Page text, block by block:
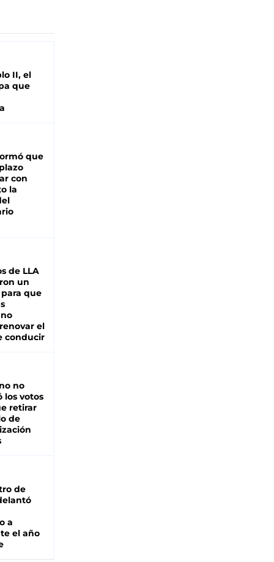
II, el
que
que
con
la
de LLA
un
que
el
conducir
no
los votos
retirar
de
de
a
el año